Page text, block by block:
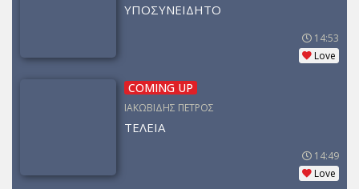
ΥΠΟΣΥΝΕΙΔΗΤΟ
14:53
Love
COMING UP
ΙΑΚΩΒΙΔΗΣ ΠΕΤΡΟΣ
ΤΕΛΕΙΑ
14:49
Love